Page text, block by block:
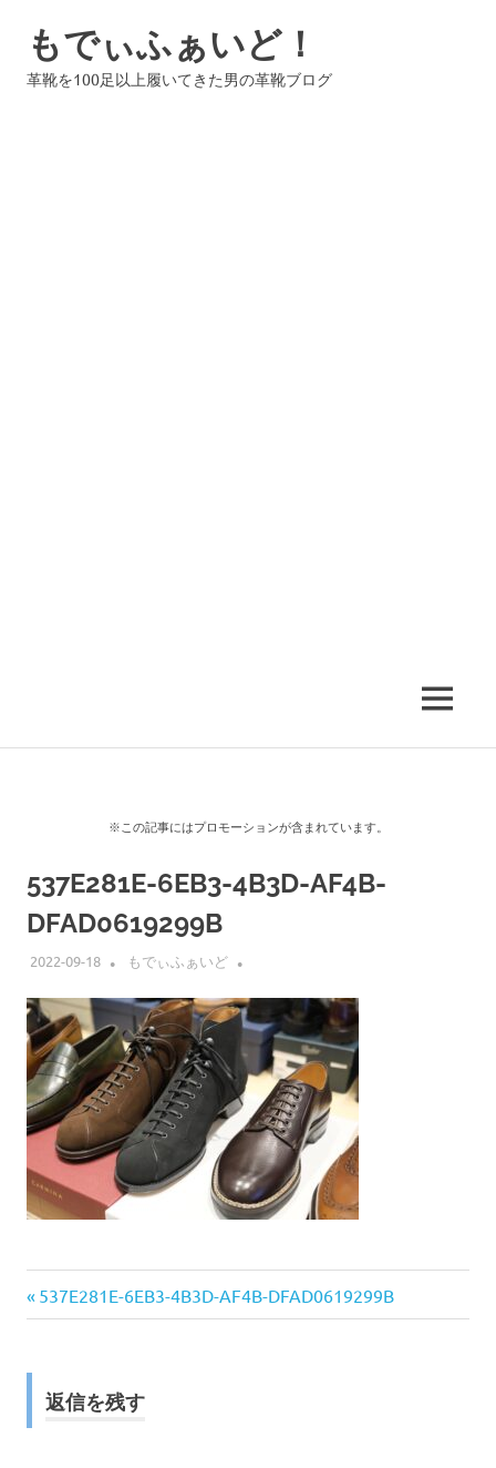
もでぃふぁいど！
革靴を100足以上履いてきた男の革靴ブログ
MENU
※この記事にはプロモーションが含まれています。
537E281E-6EB3-4B3D-AF4B-
DFAD0619299B
2022-09-18 もでぃふぁいど
投
ナ
前
の
537E281E-6EB3-4B3D-AF4B-DFAD0619299B
返信を残す